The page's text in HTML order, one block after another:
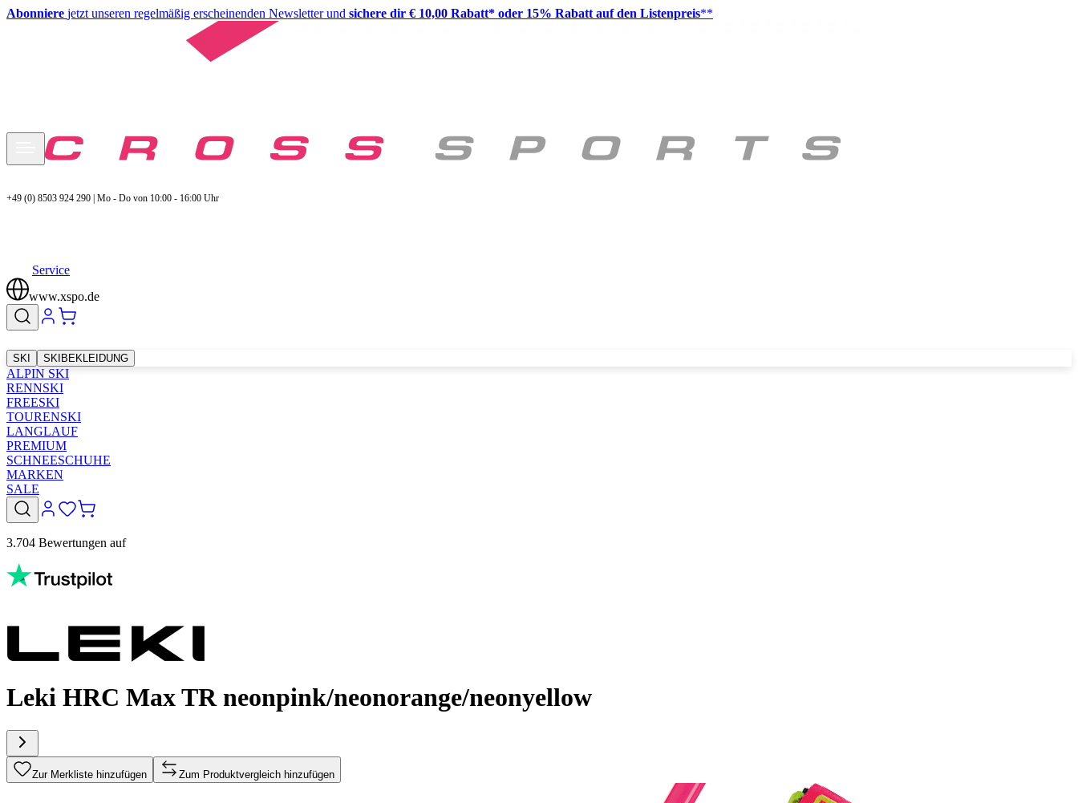
Abonniere jetzt unseren regelmäßig erscheinenden Newsletter und sichere dir € 10,00 Rabatt* oder 15% Rabatt auf den Listenpreis**
+49 (0) 8503 924 290 | Mo - Do von 10:00 - 16:00 Uhr
Service
www.xspo.de
SKI SKIBEKLEIDUNG
ALPIN SKI
RENNSKI
FREESKI
TOURENSKI
LANGLAUF
PREMIUM
SCHNEESCHUHE
MARKEN
SALE
3.704 Bewertungen auf
Leki HRC Max TR neonpink/neonorange/neonyellow
Zur Merkliste hinzufügen Zum Produktvergleich hinzufügen